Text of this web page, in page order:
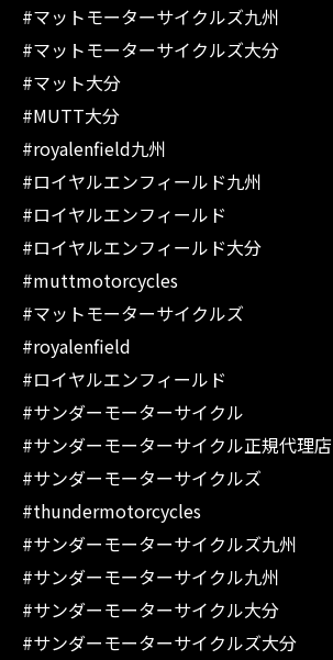
#マットモーターサイクルズ九州
#マットモーターサイクルズ大分
#マット大分
#MUTT大分
#royalenfield九州
#ロイヤルエンフィールド九州
#ロイヤルエンフィールド
#ロイヤルエンフィールド大分
#muttmotorcycles
#マットモーターサイクルズ
#royalenfield
#ロイヤルエンフィールド
#サンダーモーターサイクル
#サンダーモーターサイクル正規代理店
#サンダーモーターサイクルズ
#thundermotorcycles
#サンダーモーターサイクルズ九州
#サンダーモーターサイクル九州
#サンダーモーターサイクル大分
#サンダーモーターサイクルズ大分